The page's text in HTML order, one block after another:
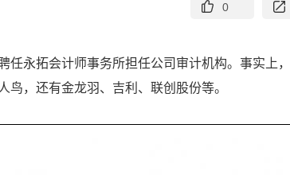
0
任永拓会计师事务所担任公司审计机构。事实上
鸟，还有金龙羽、吉利、联创股份等。